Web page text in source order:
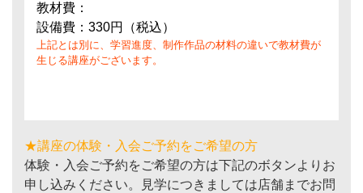
教材費：
設備費：330円（税込）
上記とは別に、学習進度、制作作品の材料の違いで教材費が
生じる講座がございます。
★講座の体験・入会ご予約をご希望の方
体験・入会ご予約をご希望の方は下記のボタンよりお
申し込みください。見学につきましては店舗までお問